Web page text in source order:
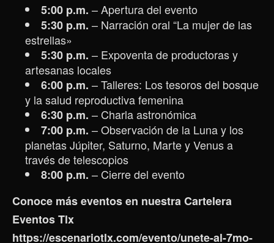
5:00 p.m. – Apertura del evento
5:30 p.m. – Narración oral “La mujer de las
estrellas»
5:30 p.m. – Expoventa de productoras y
artesanas locales
6:00 p.m. – Talleres: Los tesoros del bosque
y la salud reproductiva femenina
6:30 p.m. – Charla astronómica
7:00 p.m. – Observación de la Luna y los
planetas Júpiter, Saturno, Marte y Venus a
través de telescopios
8:00 p.m. – Cierre del evento
Conoce más eventos en nuestra Cartelera
Eventos Tlx
https://escenariotlx.com/evento/unete-al-7mo-